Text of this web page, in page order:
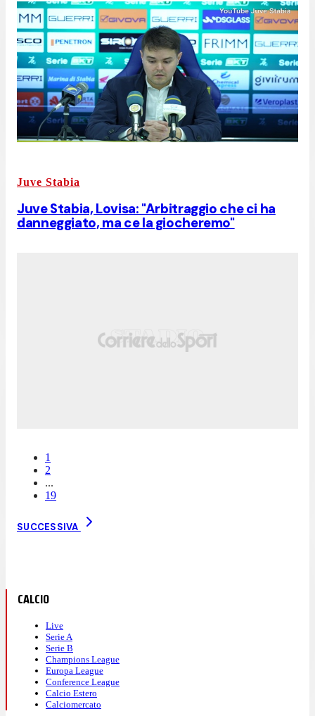
Juve Stabia
Juve Stabia, Lovisa: "Arbitraggio che ci ha
danneggiato, ma ce la giocheremo"
1
2
...
19
SUCCESSIVA
CALCIO
Live
Serie A
Serie B
Champions League
Europa League
Conference League
Calcio Estero
Calciomercato